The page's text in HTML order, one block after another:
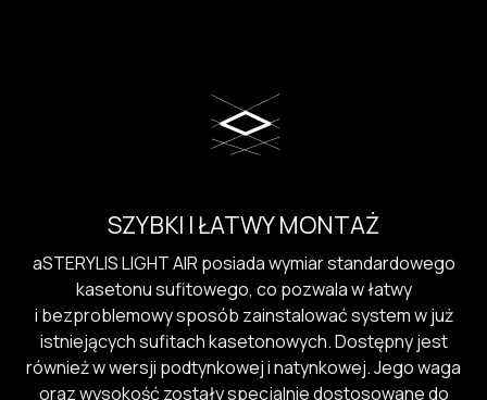
SZYBKI I ŁATWY MONTAŻ
aSTERYLIS LIGHT AIR posiada wymiar standardowego
kasetonu sufitowego, co pozwala w łatwy
i bezproblemowy sposób zainstalować system w już
istniejących sufitach kasetonowych. Dostępny jest
również w wersji podtynkowej i natynkowej. Jego waga
oraz wysokość zostały specjalnie dostosowane do